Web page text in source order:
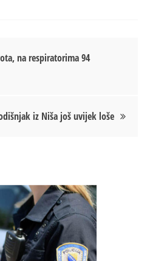
na respiratorima 94
iz Niša još uvijek loše